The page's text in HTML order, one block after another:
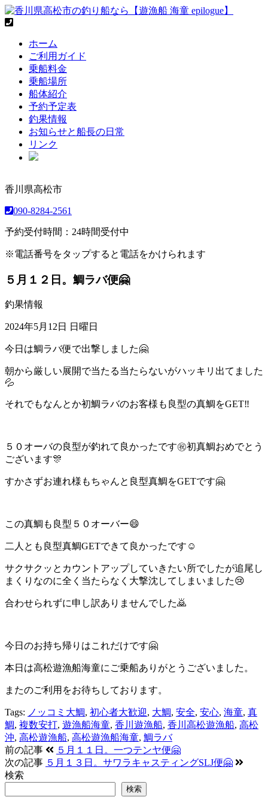
ホーム
ご利用ガイド
乗船料金
乗船場所
船体紹介
予約予定表
釣果情報
お知らせと船長の日常
リンク
香川県高松市
090-8284-2561
予約受付時間：24時間受付中
※電話番号をタップすると電話をかけられます
５月１２日。鯛ラバ便🤗
釣果情報
2024年5月12日 日曜日
今日は鯛ラバ便で出撃しました🤗
朝から厳しい展開で当たる当たらないがハッキリ出てました
💦
それでもなんとか初鯛ラバのお客様も良型の真鯛をGET‼️
５０オーバの良型が釣れて良かったです㊗️初真鯛おめでとう
ございます🎊
すかさずお連れ様もちゃんと良型真鯛をGETです🤗
この真鯛も良型５０オーバー😄
二人とも良型真鯛GETできて良かったです☺️
サクサクッとカウントアップしていきたい所でしたが追尾し
まくりなのに全く当たらなく大撃沈してしまいました😢
合わせられずに申し訳ありませんでした🙇
今日のお持ち帰りはこれだけです🤗
本日は高松遊漁船海童にご乗船ありがとうございました。
またのご利用をお待ちしております。
Tags: ノッコミ大鯛, 初心者大歓迎, 大鯛, 安全, 安心, 海童, 真
鯛, 複数安打, 遊漁船海童, 香川遊漁船, 香川高松遊漁船, 高松
沖, 高松遊漁船, 高松遊漁船海童, 鯛ラバ
前の記事
５月１１日。一つテンヤ便🤗
次の記事 ５月１３日。サワラキャスティングSLJ便🤗
検索
検索